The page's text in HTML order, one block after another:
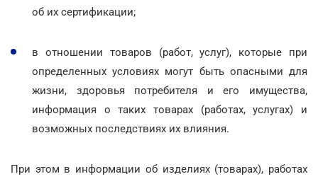
об их сертификации;
в отношении товаров (работ, услуг), которые при
определенных условиях могут быть опасными для
жизни, здоровья потребителя и его имущества,
информация о таких товарах (работах, услугах) и
возможных последствиях их влияния.
При этом в информации об изделиях (товарах), работах